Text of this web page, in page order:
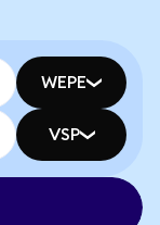
WEPE
VSP